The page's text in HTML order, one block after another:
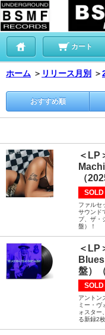
カート
ホーム ＞ リリース月別 ＞
おすすめ順
＜LP
（
SOLD
ファルセ
サウンド
プ、ザ・
盤）！
＜LP
盤）
SOLD
アントン
ミー・ヴ
ォスター
る新録2